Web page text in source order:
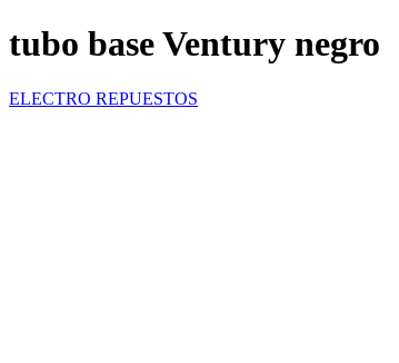
tubo base Ventury negro
ELECTRO REPUESTOS